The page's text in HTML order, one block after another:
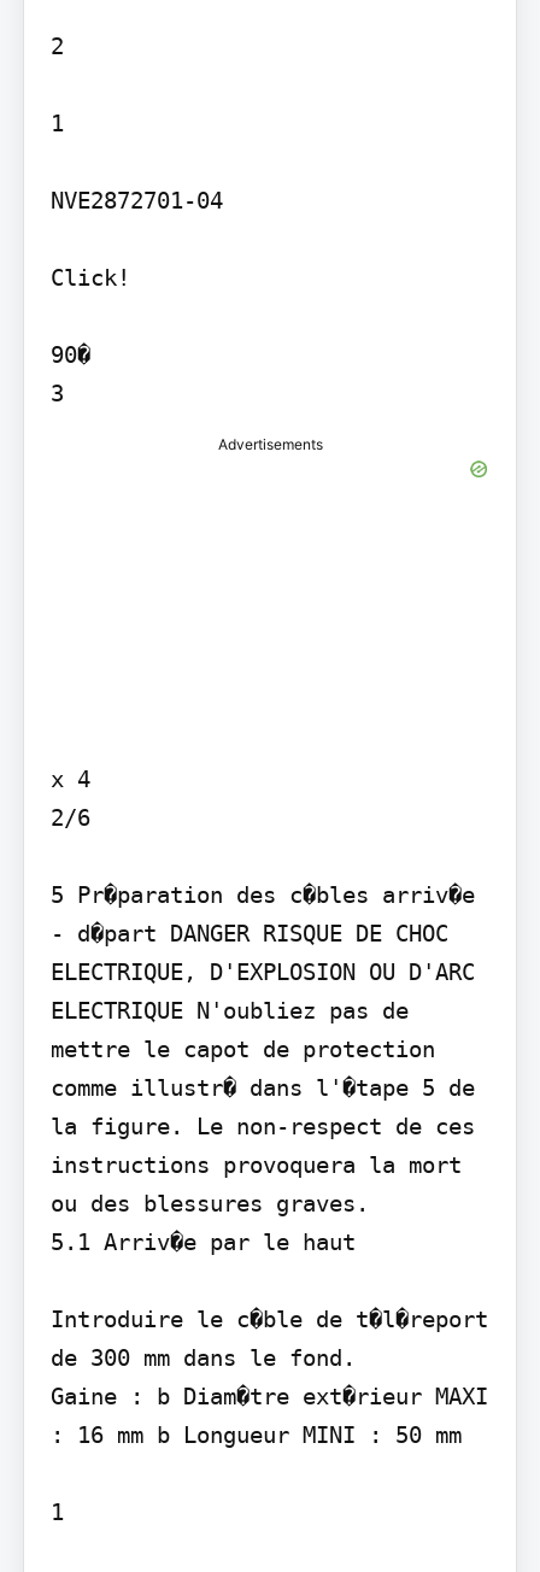
2
1
NVE2872701-04
Click!
90�
3
Advertisements
x 4
2/6
5 Pr�paration des c�bles arriv�e
- d�part DANGER RISQUE DE CHOC
ELECTRIQUE, D'EXPLOSION OU D'ARC
ELECTRIQUE N'oubliez pas de
mettre le capot de protection
comme illustr� dans l'�tape 5 de
la figure. Le non-respect de ces
instructions provoquera la mort
ou des blessures graves.
5.1 Arriv�e par le haut
Introduire le c�ble de t�l�report
de 300 mm dans le fond.
Gaine : b Diam�tre ext�rieur MAXI
: 16 mm b Longueur MINI : 50 mm
1